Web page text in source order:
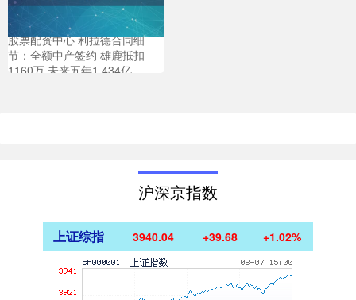
股票配资中心 利拉德合同细
节：全额中产签约 雄鹿抵扣
1160万 未来五年1.434亿
沪深京指数
上证综指 3940.04 +39.68 +1.02%